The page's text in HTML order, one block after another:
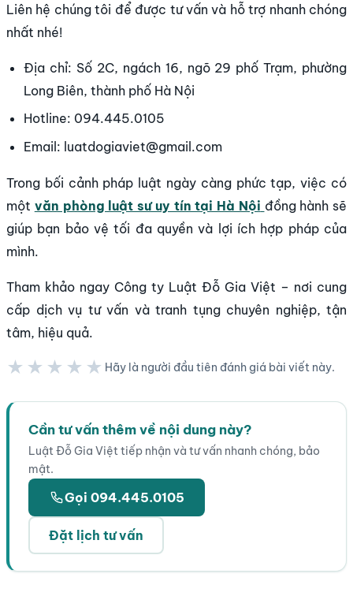
Liên hệ chúng tôi để được tư vấn và hỗ trợ nhanh chóng
nhất nhé!
Địa chỉ: Số 2C, ngách 16, ngõ 29 phố Trạm, phường
Long Biên, thành phố Hà Nội
Hotline: 094.445.0105
Email: luatdogiaviet@gmail.com
Trong bối cảnh pháp luật ngày càng phức tạp, việc có
một văn phòng luật sư uy tín tại Hà Nội đồng hành sẽ
giúp bạn bảo vệ tối đa quyền và lợi ích hợp pháp của
mình.
Tham khảo ngay Công ty Luật Đỗ Gia Việt – nơi cung
cấp dịch vụ tư vấn và tranh tụng chuyên nghiệp, tận
tâm, hiệu quả.
★★★★★ Hãy là người đầu tiên đánh giá bài viết này.
Cần tư vấn thêm về nội dung này?
Luật Đỗ Gia Việt tiếp nhận và tư vấn nhanh chóng, bảo
mật.
Gọi 094.445.0105
Đặt lịch tư vấn